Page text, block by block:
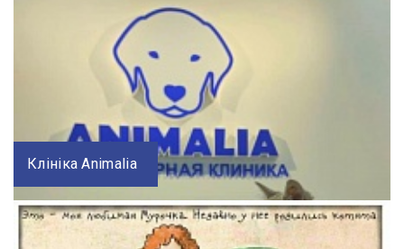
Клініка Animalia